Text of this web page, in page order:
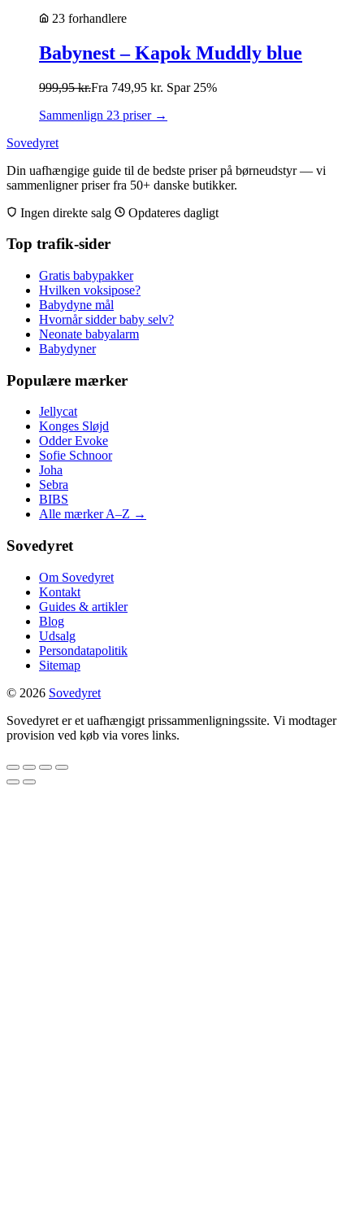
23 forhandlere
Babynest – Kapok Muddly blue
999,95kr.Fra 749,95 kr. Spar 25%
Sammenlign 23 priser →
Sovedyret
Din uafhængige guide til de bedste priser på børneudstyr — vi
sammenligner priser fra 50+ danske butikker.
Ingen direkte salg
Opdateres dagligt
Top trafik-sider
Gratis babypakker
Hvilken voksipose?
Babydyne mål
Hvornår sidder baby selv?
Neonate babyalarm
Babydyner
Populære mærker
Jellycat
Konges Sløjd
Odder Evoke
Sofie Schnoor
Joha
Sebra
BIBS
Alle mærker A–Z →
Sovedyret
Om Sovedyret
Kontakt
Guides & artikler
Blog
Udsalg
Persondatapolitik
Sitemap
© 2026 Sovedyret
Sovedyret er et uafhængigt prissammenligningssite. Vi modtager
provision ved køb via vores links.